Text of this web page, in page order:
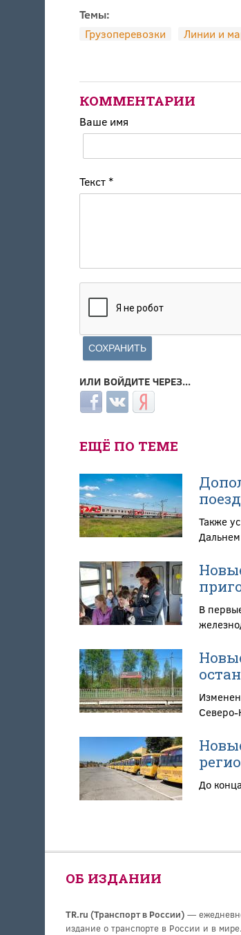
Темы:
Грузоперевозки
Линии и
КОММЕНТАРИИ
Ваше имя
Текст *
ИЛИ ВОЙДИТЕ ЧЕРЕЗ...
Login with Facebook
Login with ВКонтакте
Login with Яндекс
ЕЩЁ ПО ТЕМЕ
Также
В
До
ОБ ИЗДАНИИ
TR.ru (Транспорт в России)—
издание о транспорте в России и в